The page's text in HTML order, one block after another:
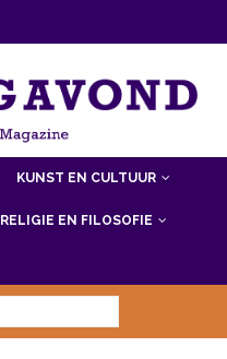
KUNST EN CULTUUR
RELIGIE EN FILOSOFIE